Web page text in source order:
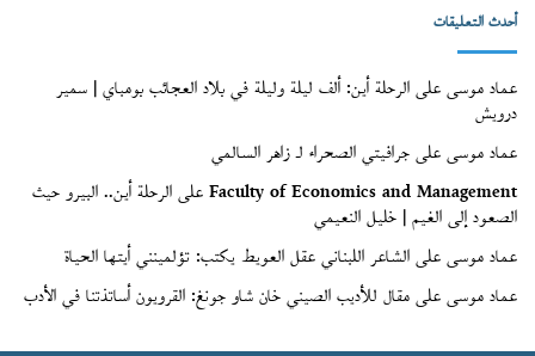
أحدث التعليقات
عماد موسىعلىالرحلة أين: ألف ليلة وليلة في بلاد العجائب بومباي | سمير
درويش
عماد موسىعلىجرافيتي الصحراء لـ زاهر السالمي
Faculty of Economics and Managementعلىالرحلة أين.. البيرو حيث
الصعود إلى الغيم | خليل النعيمي
عماد موسىعلىالشاعر اللبناني عقل العويط يكتب: تؤلمينني أيتها الحياة
عماد موسىعلىمقال للأديب الصيني خان شاو جونغ: القرويون أساتذتنا في الأدب